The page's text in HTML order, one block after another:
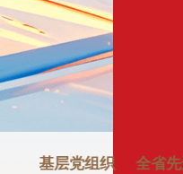
福建区域商事法第一
基层党组织 全省先进
钱伯斯 公司/商